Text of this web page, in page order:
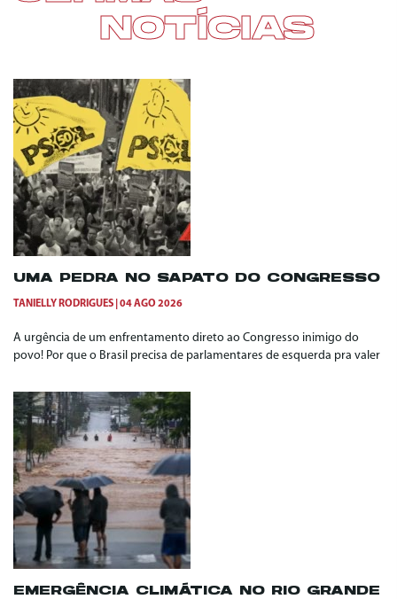
NOTÍCIAS
UMA PEDRA NO SAPATO DO CONGRESSO
TANIELLY RODRIGUES 04 AGO 2026
A urgência de um enfrentamento direto ao Congresso inimigo do
povo! Por que o Brasil precisa de parlamentares de esquerda pra valer
EMERGÊNCIA CLIMÁTICA NO RIO GRANDE